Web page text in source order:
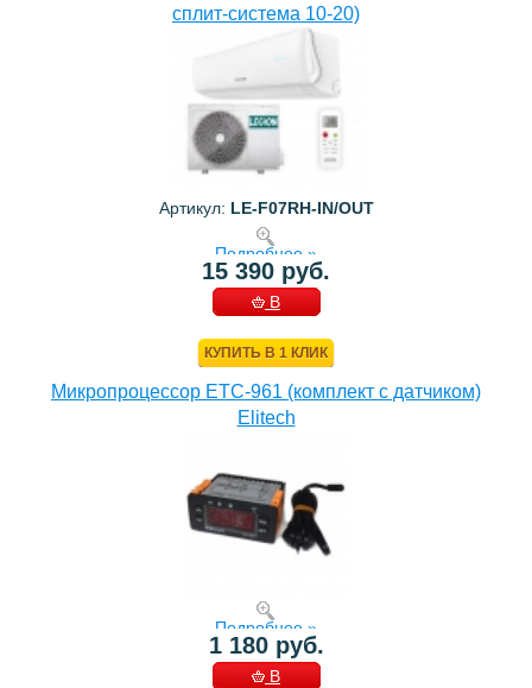
сплит-система 10-20)
Артикул: LE-F07RH-IN/OUT
Подробнее »
15 390 руб.
В
КУПИТЬ В 1 КЛИК
Микропроцессор ETC-961 (комплект c датчиком)
Elitech
Подробнее »
1 180 руб.
В